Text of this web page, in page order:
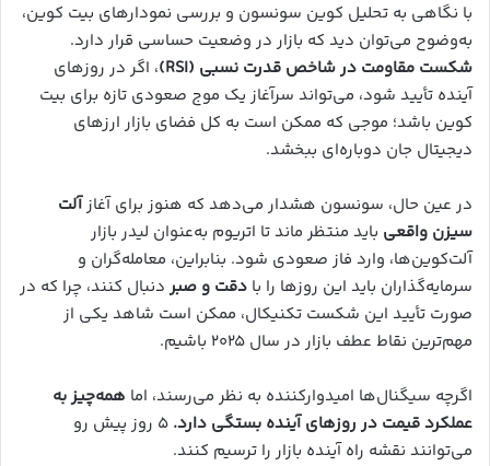
با نگاهی به تحلیل کوین سونسون و بررسی نمودارهای بیت کوین،
به‌وضوح می‌توان دید که بازار در وضعیت حساسی قرار دارد.
شکست مقاومت در شاخص قدرت نسبی (RSI)
، اگر در روزهای
آینده تأیید شود، می‌تواند سرآغاز یک موج صعودی تازه برای بیت
کوین باشد؛ موجی که ممکن است به کل فضای بازار ارزهای
دیجیتال جان دوباره‌ای ببخشد.
در عین حال، سونسون هشدار می‌دهد که هنوز برای آغازآلت
سیزن واقعی باید منتظر ماند تا اتریوم به‌عنوان لیدر بازار
آلت‌کوین‌ها، وارد فاز صعودی شود. بنابراین، معامله‌گران و
سرمایه‌گذاران باید این روزها را با دقت و صبردنبال کنند، چرا که در
صورت تأیید این شکست تکنیکال، ممکن است شاهد یکی از
مهم‌ترین نقاط عطف بازار در سال ۲۰۲۵ باشیم.
اگرچه سیگنال‌ها امیدوارکننده به نظر می‌رسند، اما همه‌چیز به
عملکرد قیمت در روزهای آینده بستگی دارد.
۵ روز پیش رو
می‌توانند نقشه راه آینده بازار را ترسیم کنند.